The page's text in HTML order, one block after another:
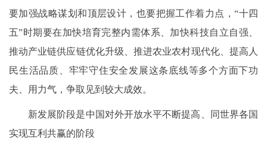
要加强战略谋划和顶层设计，也要把握工作着力点，“十四
五”时期要在加快培育完整内需体系、加快科技自立自强、
推动产业链供应链优化升级、推进农业农村现代化、提高人
民生活品质、牢牢守住安全发展这条底线等多个方面下功
夫、用力气，争取见到较大成效。
新发展阶段是中国对外开放水平不断提高、同世界各国
实现互利共赢的阶段